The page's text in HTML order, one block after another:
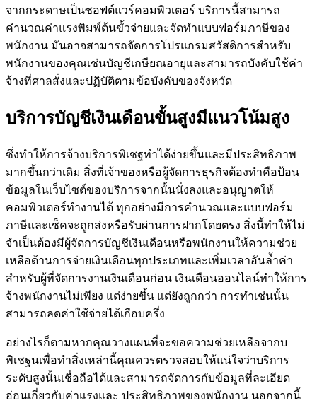
จากกระดาษเป็นซอฟต์แวร์คอมพิวเตอร์ บริการนี้สามารถ
คำนวณค่าแรงพิมพ์ต้นขั้วจ่ายและจัดทำแบบฟอร์มภาษีของ
พนักงาน มันอาจสามารถจัดการโปรแกรมสวัสดิการสำหรับ
พนักงานของคุณเช่นบัญชีเกษียณอายุและสามารถบังคับใช้ค่า
จ้างที่ศาลสั่งและปฏิบัติตามข้อบังคับของจังหวัด
บริการบัญชีเงินเดือนขั้นสูงมีแนวโน้มสูง
ซึ่งทำให้การจ้างบริการพิเชฐทำได้ง่ายขึ้นและมีประสิทธิภาพ
มากขึ้นกว่าเดิม สิ่งที่เจ้าของหรือผู้จัดการธุรกิจต้องทำคือป้อน
ข้อมูลในเว็บไซต์ของบริการจากนั้นนั่งลงและอนุญาตให้
คอมพิวเตอร์ทำงานได้ ทุกอย่างมีการคำนวณและแบบฟอร์ม
ภาษีและเช็คจะถูกส่งหรือรับผ่านการฝากโดยตรง สิ่งนี้ทำให้ไม่
จำเป็นต้องมีผู้จัดการบัญชีเงินเดือนหรือพนักงานให้ความช่วย
เหลือด้านการจ่ายเงินเดือนทุกประเภทและเพิ่มเวลาอันล้ำค่า
สำหรับผู้ที่จัดการงานเงินเดือนก่อน เงินเดือนออนไลน์ทำให้การ
จ้างพนักงานไม่เพียง แต่ง่ายขึ้น แต่ยังถูกกว่า การทำเช่นนั้น
สามารถลดค่าใช้จ่ายได้เกือบครึ่ง
อย่างไรก็ตามหากคุณวางแผนที่จะขอความช่วยเหลือจากบ
พิเชฐนเพื่อทำสิ่งเหล่านี้คุณควรตรวจสอบให้แน่ใจว่าบริการ
ระดับสูงนั้นเชื่อถือได้และสามารถจัดการกับข้อมูลที่ละเอียด
อ่อนเกี่ยวกับค่าแรงและ ประสิทธิภาพของพนักงาน นอกจากนี้